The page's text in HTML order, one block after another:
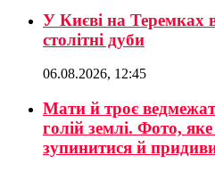
У Києві на Теремках
столітні дуби
06.08.2026, 12:45
Мати й троє
голій землі. Фото,
зупинитися й